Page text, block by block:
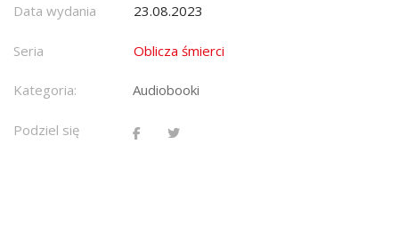
Data wydania 23.08.2023
Seria Oblicza śmierci
Kategoria: Audiobooki
Podziel się